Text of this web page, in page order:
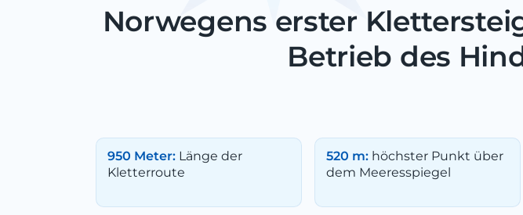
Norwegens erster
Betrieb des
950 Meter: Länge der
Kletterroute
520 m: höchster Punkt über
dem Meeresspiegel